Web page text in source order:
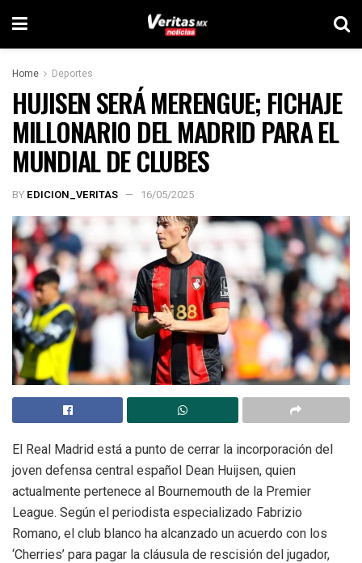
Home Deportes
HUJISEN SERÁ MERENGUE; FICHAJE
MILLONARIO DEL MADRID PARA EL
MUNDIAL DE CLUBES
BY EDICION_VERITAS 16/05/2025
El Real Madrid está a punto de cerrar la incorporación del
joven defensa central español Dean Huijsen, quien
actualmente pertenece al Bournemouth de la Premier
League. Según el periodista especializado Fabrizio
Romano, el club blanco ha alcanzado un acuerdo con los
‘Cherries’ para pagar la cláusula de rescisión del jugador,